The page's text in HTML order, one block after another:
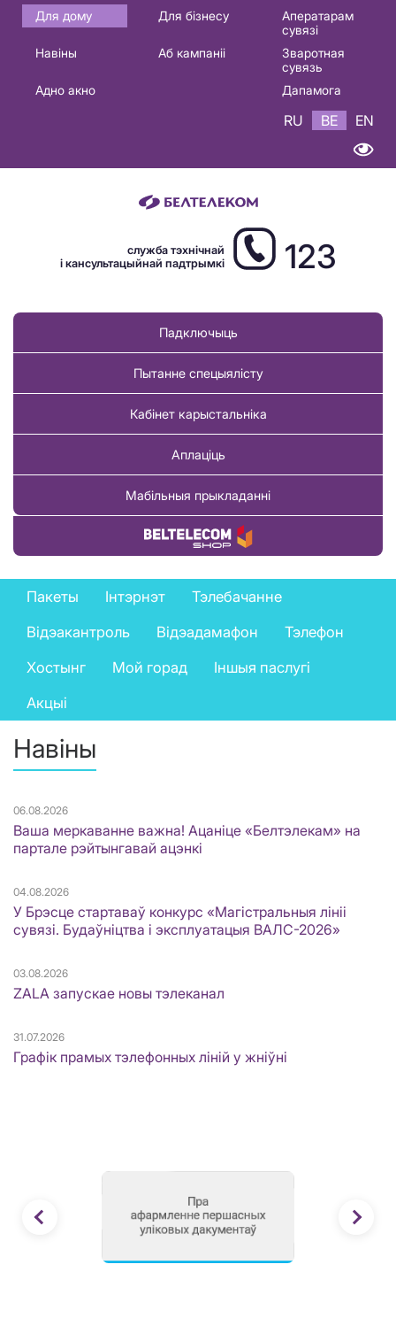
Основная
навигация
Для дому Для бізнесу
Аператарам
сувязі
Навіны
Аб кампаніі
Зваротная
сувязь
Адно акно
Дапамога
RU BE EN
служба тэхнічнай
і кансультацыйнай падтрымкі
123
Падключыць
Пытанне спецыялісту
Кабінет карыстальніка
Аплаціць
Мабільныя прыкладанні
Купіць тавар
Private
services
menu
Пакеты Інтэрнэт
Тэлебачанне
Відэакантроль
Відэадамафон
Тэлефон
Хостынг
Мой горад
Іншыя паслугі
Акцыі
Навіны
06.08.2026
Ваша меркаванне важна! Ацаніце «Белтэлекам» на
партале рэйтынгавай ацэнкі
04.08.2026
У Брэсце стартаваў конкурс «Магістральныя лініі
сувязі. Будаўніцтва і эксплуатацыя ВАЛС-2026»
03.08.2026
ZALA запускае новы тэлеканал
31.07.2026
Графік прамых тэлефонных ліній у жніўні